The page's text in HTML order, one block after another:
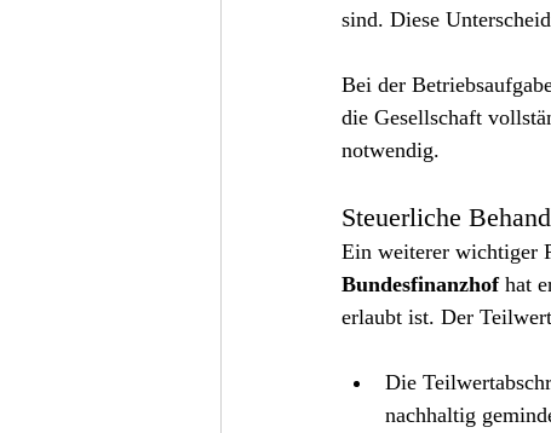
sind. Diese
Bei der
die Gesellschaft
notwendig.
Steuerliche
Ein weiterer wichtiger
Bundesfinanzhof hat
erlaubt ist. Der
Die
nachhaltig